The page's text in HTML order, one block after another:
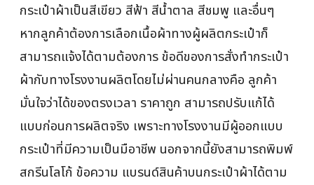
กระเป๋าผ้าเป็นสีเขียว สีฟ้า สีน้ำตาล สีชมพู และอื่นๆ
หากลูกค้าต้องการเลือกเนื้อผ้าทางผู้ผลิตกระเป๋าก็
สามารถแจ้งได้ตามต้องการ ข้อดีของการสั่งทำกระเป๋า
ผ้ากับทางโรงงานผลิตโดยไม่ผ่านคนกลางคือ ลูกค้า
มั่นใจว่าได้ของตรงเวลา ราคาถูก สามารถปรับแก้ได้
แบบก่อนการผลิตจริง เพราะทางโรงงานมีผู้ออกแบบ
กระเป๋าที่มีความเป็นมือาชีพ นอกจากนี้ยังสามารถพิมพ์
สกรีนโลโก้ ข้อความ แบรนด์สินค้าบนกระเป๋าผ้าได้ตาม